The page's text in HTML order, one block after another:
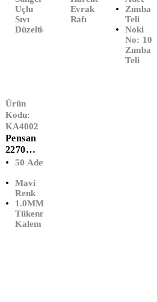
Uçlu
Sıvı
Düzeltici
Evrak
Rafı
Zımba
Teli
Noki
No: 10
Zımba
Teli
Ürün
Kodu:
KA4002
Pensan
2270
Büro
Ez
Kalem
1.0MM
Mavi
(50'Lİ)
50 Adet
Mavi
Renk
1.0MM
Tükenmez
Kalem